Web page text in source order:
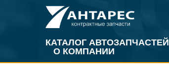
КАТАЛОГ АВТОЗАПЧАСТЕЙ
О КОМПАНИИ